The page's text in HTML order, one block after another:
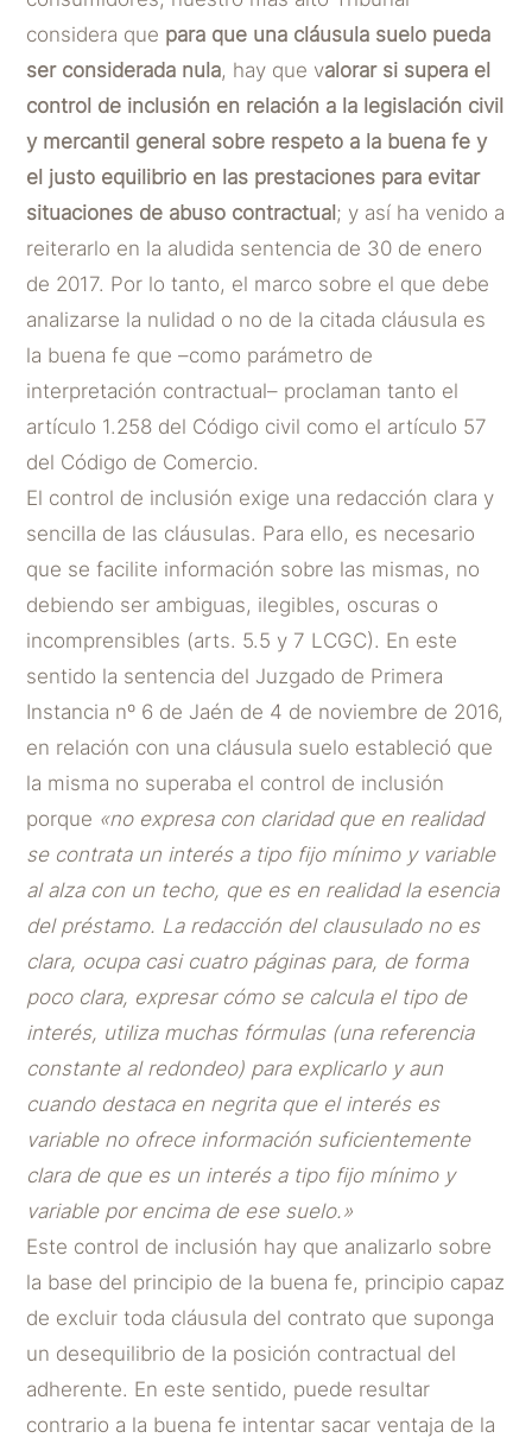
considera que para que una cláusula suelo pueda
ser considerada nula, hay que valorar si supera el
control de inclusión en relación a la legislación civil
y mercantil general sobre respeto a la buena fe y
el justo equilibrio en las prestaciones para evitar
situaciones de abuso contractual; y así ha venido a
reiterarlo en la aludida sentencia de 30 de enero
de 2017. Por lo tanto, el marco sobre el que debe
analizarse la nulidad o no de la citada cláusula es
la buena fe que –como parámetro de
interpretación contractual– proclaman tanto el
artículo 1.258 del Código civil como el artículo 57
del Código de Comercio.
El control de inclusión exige una redacción clara y
sencilla de las cláusulas. Para ello, es necesario
que se facilite información sobre las mismas, no
debiendo ser ambiguas, ilegibles, oscuras o
incomprensibles (arts. 5.5 y 7 LCGC). En este
sentido la sentencia del Juzgado de Primera
Instancia nº 6 de Jaén de 4 de noviembre de 2016,
en relación con una cláusula suelo estableció que
la misma no superaba el control de inclusión
porque «no expresa con claridad que en realidad
se contrata un interés a tipo fijo mínimo y variable
al alza con un techo, que es en realidad la esencia
del préstamo. La redacción del clausulado no es
clara, ocupa casi cuatro páginas para, de forma
poco clara, expresar cómo se calcula el tipo de
interés, utiliza muchas fórmulas (una referencia
constante al redondeo) para explicarlo y aun
cuando destaca en negrita que el interés es
variable no ofrece información suficientemente
clara de que es un interés a tipo fijo mínimo y
variable por encima de ese suelo.»
Este control de inclusión hay que analizarlo sobre
la base del principio de la buena fe, principio capaz
de excluir toda cláusula del contrato que suponga
un desequilibrio de la posición contractual del
adherente. En este sentido, puede resultar
contrario a la buena fe intentar sacar ventaja de la